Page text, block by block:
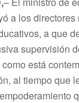
a los
a que
supervisión
está
al tiempo que